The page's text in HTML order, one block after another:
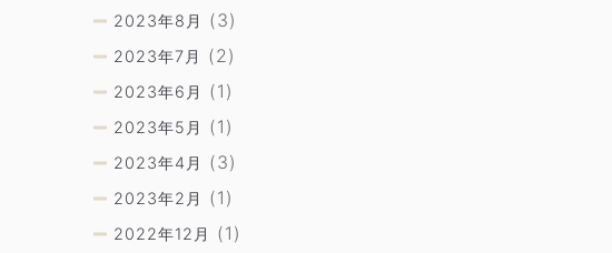
2023年8月 (3)
2023年7月 (2)
2023年6月 (1)
2023年5月 (1)
2023年4月 (3)
2023年2月 (1)
2022年12月 (1)